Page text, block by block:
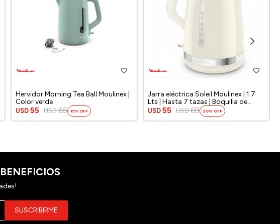
Hervidor Morning Tea Ball Moulinex |
Color verde
USD 55 USD 65 15
Jarra eléctrica Soleil Moulinex | 1.7
Lts | Hasta 7 tazas | Boquilla de
precisión | Filtro antical extraíble |
USD 55 USD 69 20
SUSCRIBIRME